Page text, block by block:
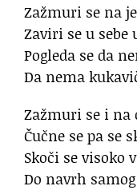
Zažmuri se na
Zaviri se u sebe
Pogleda se da
Da nema
Zažmuri se i na
Čučne se pa se
Skoči se visoko
Do navrh